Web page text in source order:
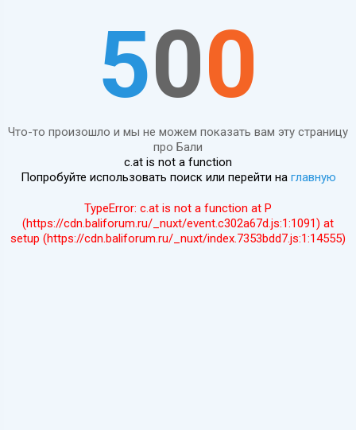
500
Что-то произошло и мы не можем показать вам эту страницу
про Бали
c.at is not a function
Попробуйте использовать поиск или перейти на главную
TypeError: c.at is not a function at P
(https://cdn.baliforum.ru/_nuxt/event.c302a67d.js:1:1091) at
setup (https://cdn.baliforum.ru/_nuxt/index.7353bdd7.js:1:14555)